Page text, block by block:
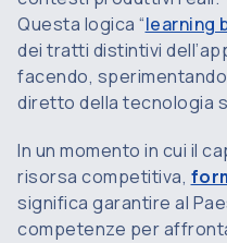
Questa logica “learning
dei tratti distintivi
facendo,
diretto della tecnologia
In un momento in cui il
risorsa competitiva,
significa garantire al
competenze per